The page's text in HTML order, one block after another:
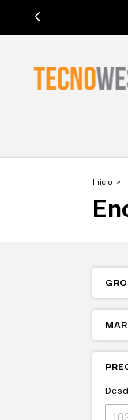
Inicio >